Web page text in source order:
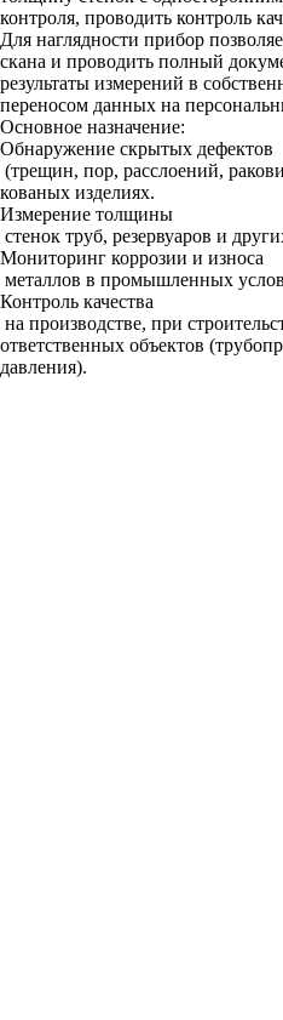
контроля, проводить контроль
Для наглядности прибор
скана и проводить полный
результаты измерений в
переносом данных на
Основное назначение:
Обнаружение скрытых дефектов
(трещин, пор, расслоений,
кованых изделиях.
Измерение толщины
стенок труб, резервуаров и
Мониторинг коррозии и износа
металлов в промышленных
Контроль качества
на производстве, при
ответственных объектов
давления).